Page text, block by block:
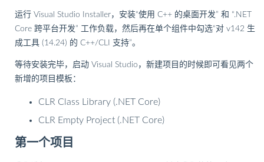
运行 Visual Studio Installer，安装“使用 C++ 的桌面开发” 和 “.NET
Core 跨平台开发” 工作负载，然后再在单个组件中勾选“对 v142 生
成工具 (14.24) 的 C++/CLI 支持”。
等待安装完毕，启动 Visual Studio，新建项目的时候即可看见两个
新增的项目模板：
CLR Class Library (.NET Core)
CLR Empty Project (.NET Core)
第一个项目